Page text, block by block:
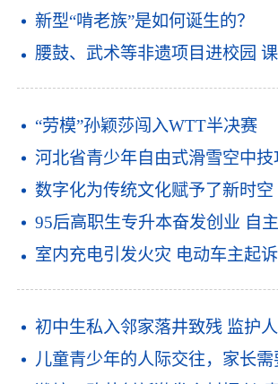
新型“啃老族”是如何诞生的？
腰鼓、武术等非遗项目进校园
“劳模”孙颖莎闯入WTT半决赛
河北省青少年自由式滑雪空中
数字化为传统文化赋予了新时空
95后高职生专升本奋发创业 自
室内充电引发火灾 电动车主起
初中生私入邻家落井致残 监护
儿童青少年的人际交往，家长需